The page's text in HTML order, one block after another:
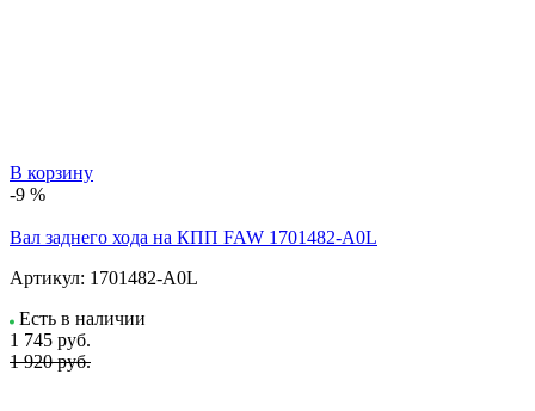
В корзину
-9 %
Вал заднего хода на КПП FAW 1701482-A0L
Артикул: 1701482-A0L
Есть в наличии
1 745 руб.
1 920 руб.